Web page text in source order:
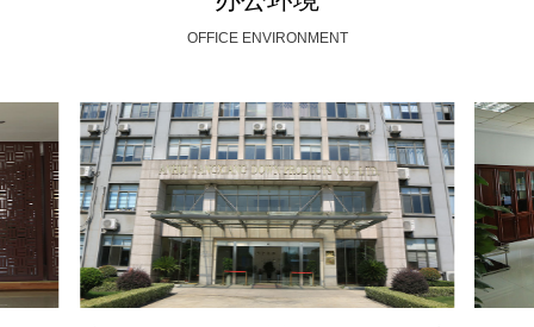
OFFICE ENVIRONMENT